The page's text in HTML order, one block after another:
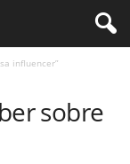
influencer”
sobre